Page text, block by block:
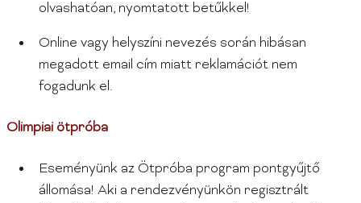
olvashatóan, nyomtatott betűkkel!
Online vagy helyszíni nevezés során hibásan
megadott email cím miatt reklamációt nem
fogadunk el.
Olimpiai ötpróba
Eseményünk az Ötpróba program pontgyűjtő
állomása! Aki a rendezvényünkön regisztrált